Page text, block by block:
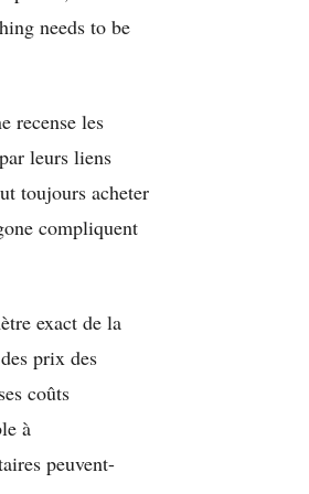
needs to be
recense les
leurs liens
toujours acheter
compliquent
exact de la
prix des
coûts
à
peuvent-